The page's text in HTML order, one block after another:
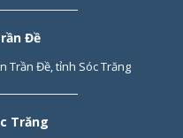
Đề
Trần Đề, tỉnh Sóc Trăng
Trăng